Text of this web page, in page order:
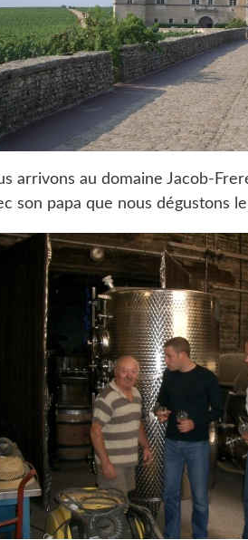
arrivons au domaine Jacob-
son papa que nous dégustons